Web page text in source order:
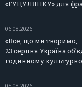
«ГУЦУЛЯНКУ» для
06.08.2026
«Все, що ми творимо,
23 серпня Україна
годинному